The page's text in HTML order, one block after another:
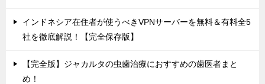
インドネシア在住者が使うべきVPNサーバーを無料＆有料全5
社を徹底解説！【完全保存版】
【完全版】ジャカルタの虫歯治療におすすめの歯医者まと
め！